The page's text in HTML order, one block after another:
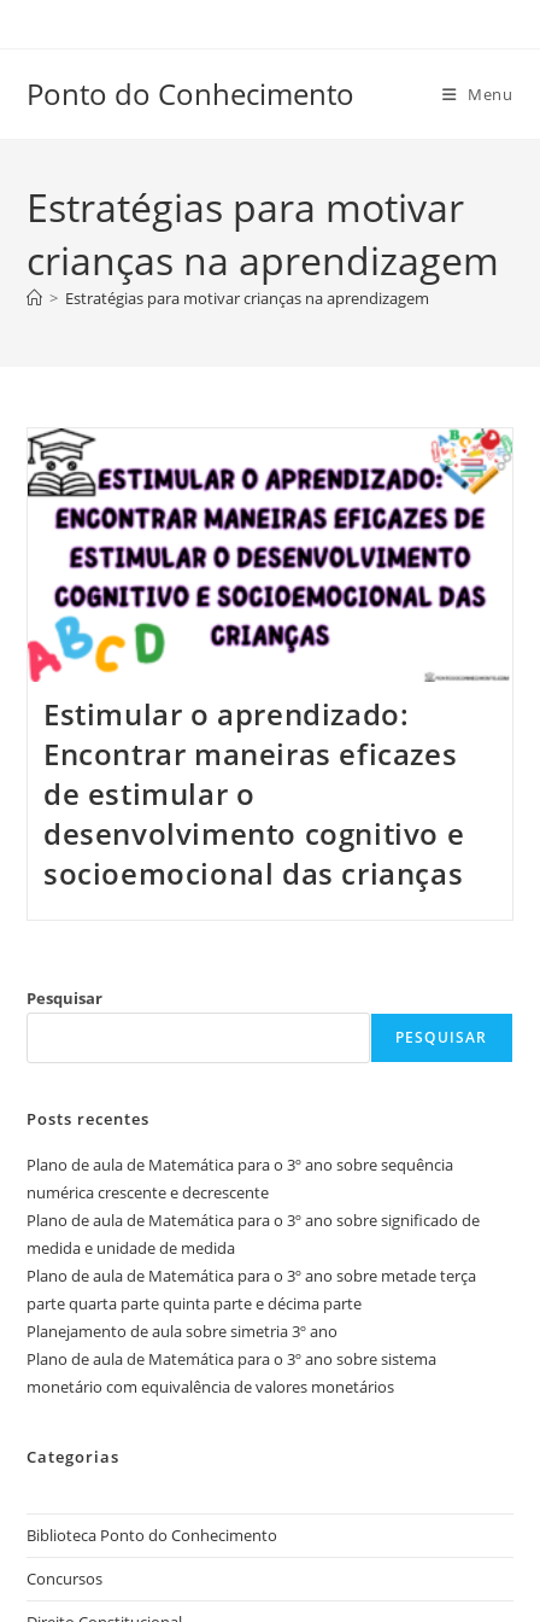
conteúdo
Ponto do Conhecimento Menu
Estratégias para motivar
crianças na aprendizagem
> Estratégias para motivar crianças na aprendizagem
Estimular o aprendizado:
Encontrar maneiras eficazes
de estimular o
desenvolvimento cognitivo e
socioemocional das crianças
Pesquisar
PESQUISAR
Posts recentes
Plano de aula de Matemática para o 3º ano sobre sequência
numérica crescente e decrescente
Plano de aula de Matemática para o 3º ano sobre significado de
medida e unidade de medida
Plano de aula de Matemática para o 3º ano sobre metade terça
parte quarta parte quinta parte e décima parte
Planejamento de aula sobre simetria 3º ano
Plano de aula de Matemática para o 3º ano sobre sistema
monetário com equivalência de valores monetários
Categorias
Biblioteca Ponto do Conhecimento
Concursos